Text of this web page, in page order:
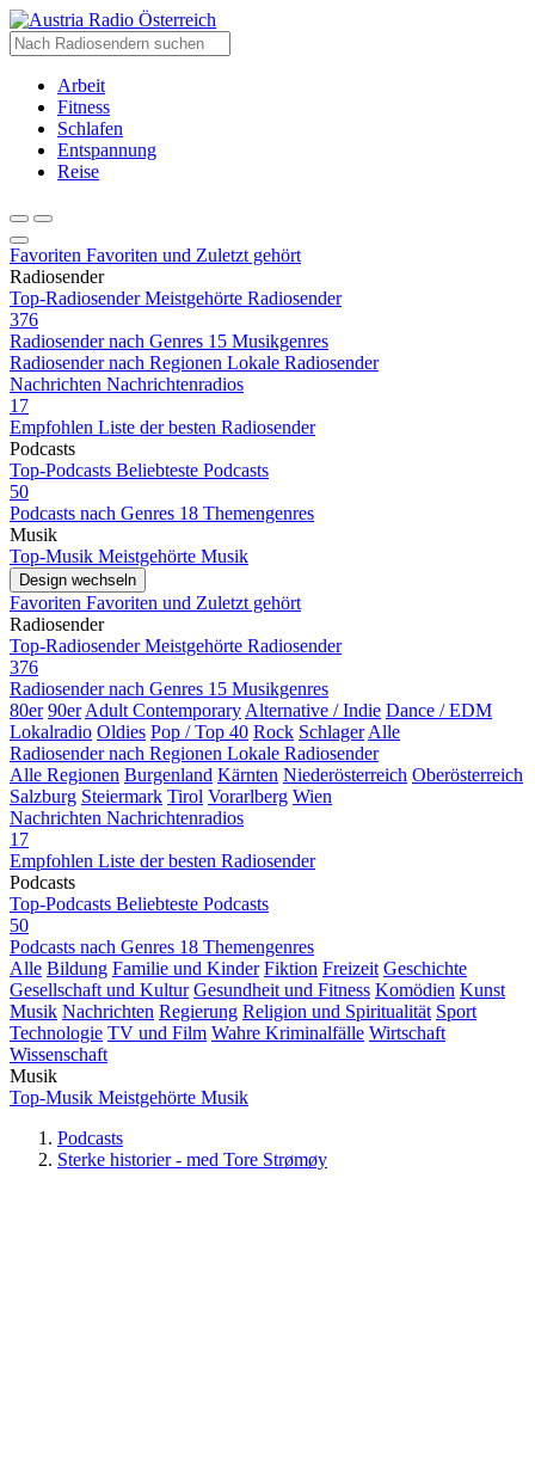
Radio Österreich
Arbeit
Fitness
Schlafen
Entspannung
Reise
Favoriten Favoriten und Zuletzt gehört
Radiosender
Top-Radiosender Meistgehörte Radiosender
376
Radiosender nach Genres 15 Musikgenres
Radiosender nach Regionen Lokale Radiosender
Nachrichten Nachrichtenradios
17
Empfohlen Liste der besten Radiosender
Podcasts
Top-Podcasts Beliebteste Podcasts
50
Podcasts nach Genres 18 Themengenres
Musik
Top-Musik Meistgehörte Musik
Design wechseln
Favoriten Favoriten und Zuletzt gehört
Radiosender
Top-Radiosender Meistgehörte Radiosender
376
Radiosender nach Genres 15 Musikgenres
80er 90er Adult Contemporary Alternative / Indie Dance / EDM
Lokalradio Oldies Pop / Top 40 Rock Schlager Alle
Radiosender nach Regionen Lokale Radiosender
Alle Regionen Burgenland Kärnten Niederösterreich Oberösterreich
Salzburg Steiermark Tirol Vorarlberg Wien
Nachrichten Nachrichtenradios
17
Empfohlen Liste der besten Radiosender
Podcasts
Top-Podcasts Beliebteste Podcasts
50
Podcasts nach Genres 18 Themengenres
Alle Bildung Familie und Kinder Fiktion Freizeit Geschichte
Gesellschaft und Kultur Gesundheit und Fitness Komödien Kunst
Musik Nachrichten Regierung Religion und Spiritualität Sport
Technologie TV und Film Wahre Kriminalfälle Wirtschaft
Wissenschaft
Musik
Top-Musik Meistgehörte Musik
Podcasts
Sterke historier - med Tore Strømøy